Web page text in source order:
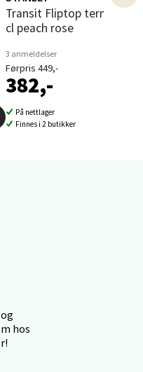
Transit Fliptop termokopp 35
cl peach rose
3 anmeldelser
Førpris 449,-
382,-
På nettlager
Finnes i 2 butikker
hos